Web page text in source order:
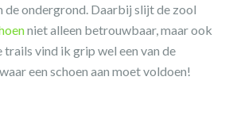
ondergrond. Daarbij slijt de zool
niet alleen betrouwbaar, maar ook
vind ik grip wel een van de
een schoen aan moet voldoen!